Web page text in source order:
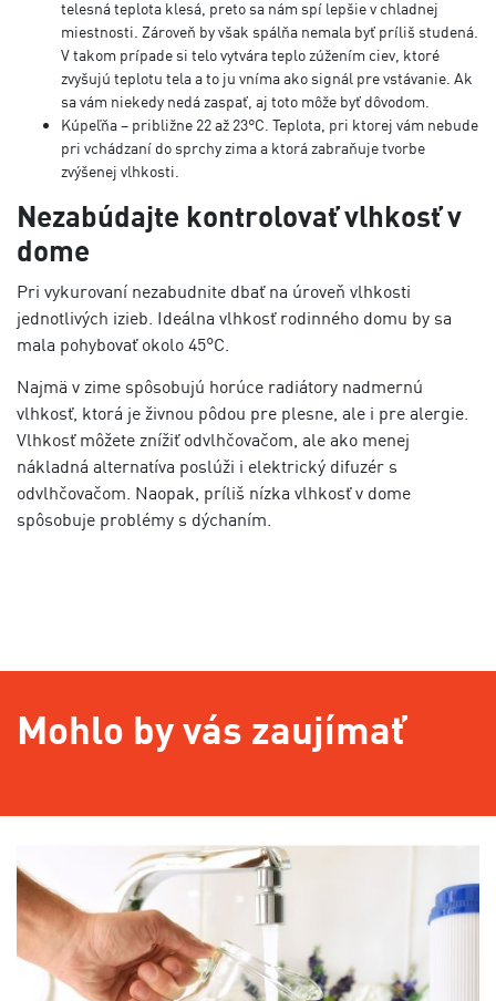
telesná teplota klesá, preto sa nám spí lepšie v chladnej
miestnosti. Zároveň by však spálňa nemala byť príliš studená.
V takom prípade si telo vytvára teplo zúžením ciev, ktoré
zvyšujú teplotu tela a to ju vníma ako signál pre vstávanie. Ak
sa vám niekedy nedá zaspať, aj toto môže byť dôvodom.
Kúpeľňa – približne 22 až 23°C. Teplota, pri ktorej vám nebude
pri vchádzaní do sprchy zima a ktorá zabraňuje tvorbe
zvýšenej vlhkosti.
Nezabúdajte kontrolovať vlhkosť v
dome
Pri vykurovaní nezabudnite dbať na úroveň vlhkosti
jednotlivých izieb. Ideálna vlhkosť rodinného domu by sa
mala pohybovať okolo 45°C.
Najmä v zime spôsobujú horúce radiátory nadmernú
vlhkosť, ktorá je živnou pôdou pre plesne, ale i pre alergie.
Vlhkosť môžete znížiť odvlhčovačom, ale ako menej
nákladná alternatíva poslúži i elektrický difuzér s
odvlhčovačom. Naopak, príliš nízka vlhkosť v dome
spôsobuje problémy s dýchaním.
Mohlo by vás zaujímať